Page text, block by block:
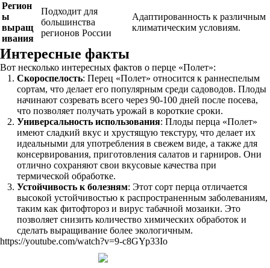
Регион
ы
выращ
ивания
Подходит для
большинства
регионов России
Адаптированность к различным
климатическим условиям.
Интересные факты
Вот несколько интересных фактов о перце «Полет»:
Скороспелость: Перец «Полет» относится к раннеспелым
сортам, что делает его популярным среди садоводов. Плоды
начинают созревать всего через 90-100 дней после посева,
что позволяет получать урожай в короткие сроки.
Универсальность использования: Плоды перца «Полет»
имеют сладкий вкус и хрустящую текстуру, что делает их
идеальными для употребления в свежем виде, а также для
консервирования, приготовления салатов и гарниров. Они
отлично сохраняют свои вкусовые качества при
термической обработке.
Устойчивость к болезням: Этот сорт перца отличается
высокой устойчивостью к распространенным заболеваниям,
таким как фитофтороз и вирус табачной мозаики. Это
позволяет снизить количество химических обработок и
сделать выращивание более экологичным.
https://youtube.com/watch?v=9-c8GYp33Io